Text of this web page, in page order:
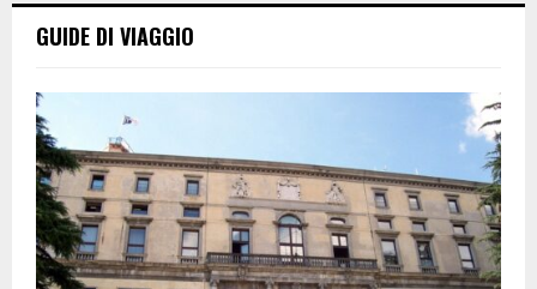
GUIDE DI VIAGGIO